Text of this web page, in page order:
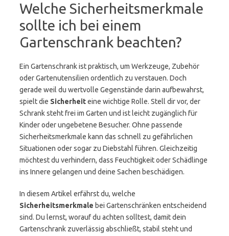
Welche Sicherheitsmerkmale
sollte ich bei einem
Gartenschrank beachten?
Ein Gartenschrank ist praktisch, um Werkzeuge, Zubehör
oder Gartenutensilien ordentlich zu verstauen. Doch
gerade weil du wertvolle Gegenstände darin aufbewahrst,
spielt die Sicherheiteine wichtige Rolle. Stell dir vor, der
Schrank steht frei im Garten und ist leicht zugänglich für
Kinder oder ungebetene Besucher. Ohne passende
Sicherheitsmerkmale kann das schnell zu gefährlichen
Situationen oder sogar zu Diebstahl führen. Gleichzeitig
möchtest du verhindern, dass Feuchtigkeit oder Schädlinge
ins Innere gelangen und deine Sachen beschädigen.
In diesem Artikel erfährst du, welche
Sicherheitsmerkmale bei Gartenschränken entscheidend
sind. Du lernst, worauf du achten solltest, damit dein
Gartenschrank zuverlässig abschließt, stabil steht und